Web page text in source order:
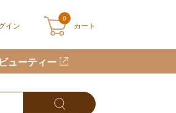
イン
0
カート
せん
ビューティー